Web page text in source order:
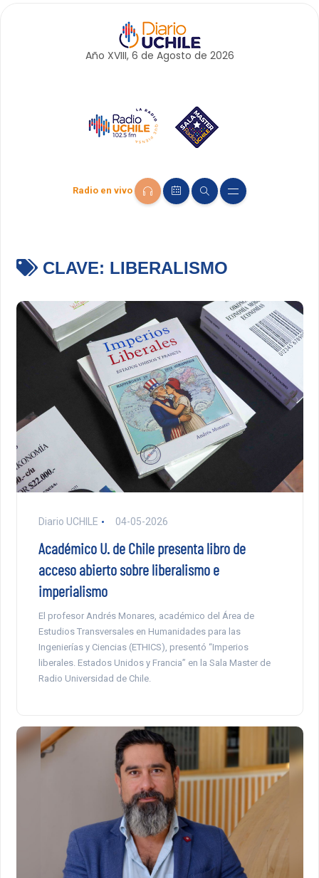
Año XVIII, 6 de Agosto de 2026
Radio en vivo
CLAVE: LIBERALISMO
Diario UCHILE 04-05-2026
Académico U. de Chile presenta libro de
acceso abierto sobre liberalismo e
imperialismo
El profesor Andrés Monares, académico del Área de
Estudios Transversales en Humanidades para las
Ingenierías y Ciencias (ETHICS), presentó “Imperios
liberales. Estados Unidos y Francia” en la Sala Master de
Radio Universidad de Chile.